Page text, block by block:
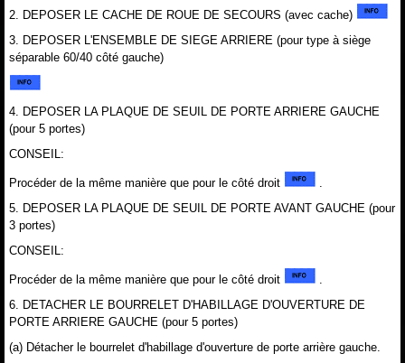
2. DEPOSER LE CACHE DE ROUE DE SECOURS (avec cache)
3. DEPOSER L'ENSEMBLE DE SIEGE ARRIERE (pour type à siège
séparable 60/40 côté gauche)
4. DEPOSER LA PLAQUE DE SEUIL DE PORTE ARRIERE GAUCHE
(pour 5 portes)
CONSEIL:
Procéder de la même manière que pour le côté droit
5. DEPOSER LA PLAQUE DE SEUIL DE PORTE AVANT GAUCHE (pour
3 portes)
CONSEIL:
Procéder de la même manière que pour le côté droit
6. DETACHER LE BOURRELET D'HABILLAGE D'OUVERTURE DE
PORTE ARRIERE GAUCHE (pour 5 portes)
(a) Détacher le bourrelet d'habillage d'ouverture de porte arrière gauche.